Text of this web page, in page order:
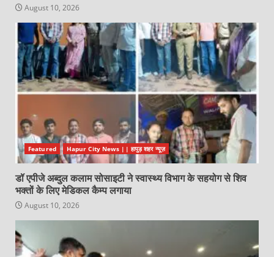
August 10, 2026
Featured Hapur City News || हापुड़ शहर न्यूज़
डॉ एपीजे अब्दुल कलाम सोसाइटी ने स्वास्थ्य विभाग के सहयोग से शिव
भक्तों के लिए मेडिकल कैम्प लगाया
August 10, 2026